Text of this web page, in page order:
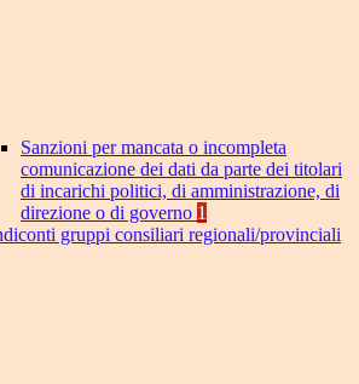
Sanzioni per mancata o incompleta
comunicazione dei dati da parte dei titolari
di incarichi politici, di amministrazione, di
direzione o di governo 1
gruppi consiliari regionali/provinciali